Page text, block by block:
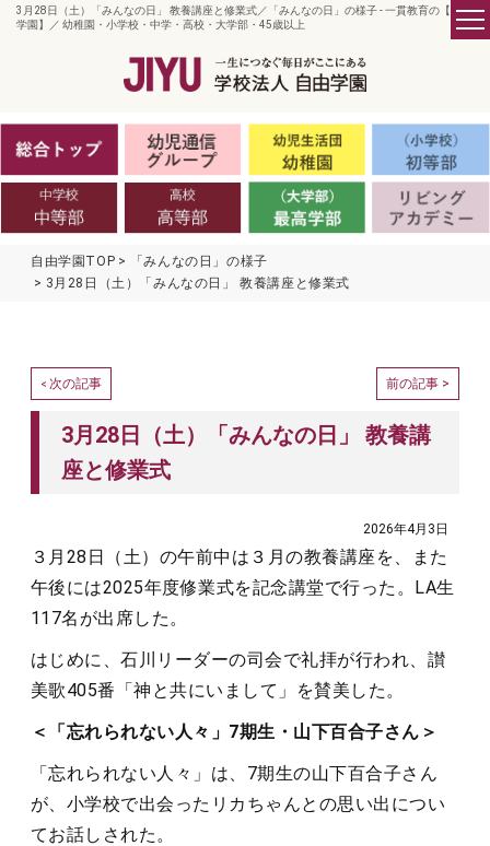
3月28日（土）「みんなの日」 教養講座と修業式／「みんなの日」の様子 - 一貫教育の【自由
学園】／ 幼稚園・小学校・中学・高校・大学部・45歳以上
自由学園TOP
「みんなの日」の様子
3月28日（土）「みんなの日」 教養講座と修業式
< 次の記事 前の記事 >
3月28日（土）「みんなの日」 教養講
座と修業式
2026年4月3日
３月28日（土）の午前中は３月の教養講座を、また
午後には2025年度修業式を記念講堂で行った。LA生
117名が出席した。
はじめに、石川リーダーの司会で礼拝が行われ、讃
美歌405番「神と共にいまして」を賛美した。
＜「忘れられない人々」7期生・山下百合子さん＞
「忘れられない人々」は、7期生の山下百合子さん
が、小学校で出会ったリカちゃんとの思い出につい
てお話しされた。